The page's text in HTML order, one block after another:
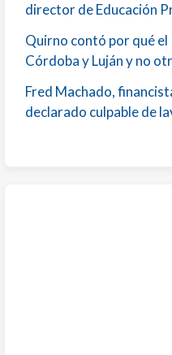
director de Educación
Quirno contó por qué
Córdoba y Luján y no
Fred Machado,
declarado culpable de